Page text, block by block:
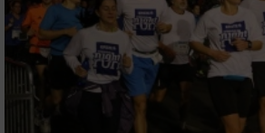
Messung der Werbeleistung
Messung der Performance von Inhalten